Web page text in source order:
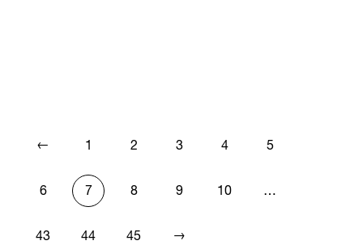
← 1 2 3 4 5
6 7 8 9 10 …
43 44 45 →